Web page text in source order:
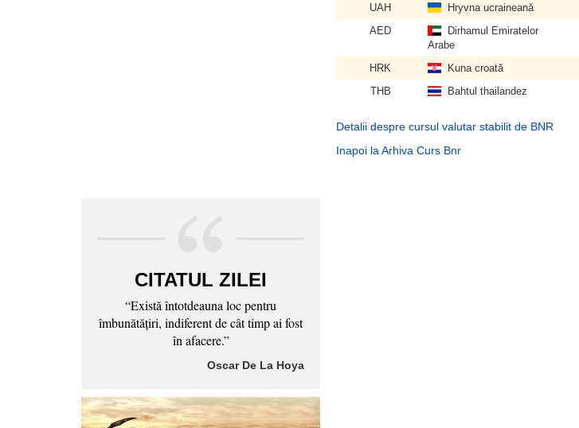
CITATUL ZILEI
“Există întotdeauna loc pentru
îmbunătăţiri, indiferent de cât timp ai fost
în afacere.”
Oscar De La Hoya
UAH
Hryvna ucraineană
AED
Dirhamul Emiratelor
Arabe
HRK Kuna croată
THB
Bahtul thailandez
Detalii despre cursul valutar stabilit de BNR
Inapoi la Arhiva Curs Bnr